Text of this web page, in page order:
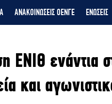
ΑΝΑΚΟΙΝΩΣΕΙΣ ΟΕΝΓΕ ΕΝΩΣΕΙΣ
ΕΝΙΘ ενάντια
και